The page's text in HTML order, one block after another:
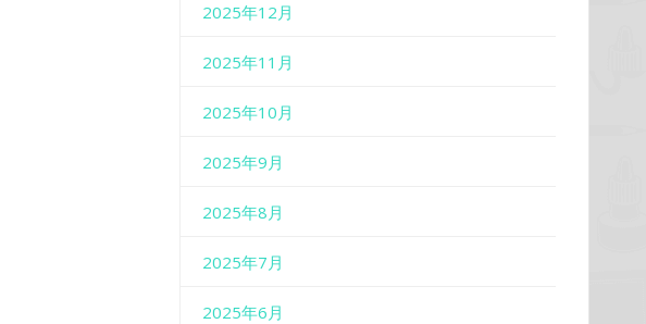
2025年12月
2025年11月
2025年10月
2025年9月
2025年8月
2025年7月
2025年6月